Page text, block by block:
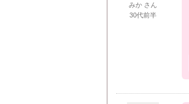
みか さん
30代前半